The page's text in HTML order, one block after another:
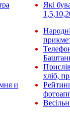
и
Які
хліб,